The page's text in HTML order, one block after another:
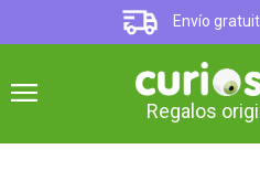
Envío
Regalos